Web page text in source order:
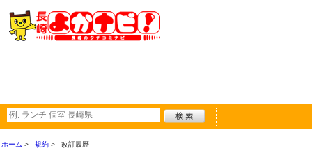
ホーム 規約 改訂履歴